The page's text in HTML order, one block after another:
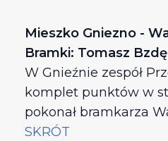
Mieszko Gniezno -
Bramki: Tomasz
W Gnieźnie zespół
komplet punktów w
pokonał bramkarza
SKRÓT